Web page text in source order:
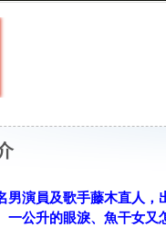
男演員及歌手藤木直人
一公升的眼淚、魚干女